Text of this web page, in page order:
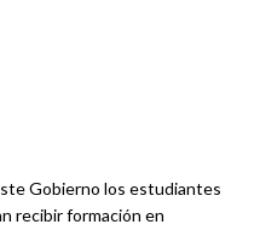
Gobierno los estudiantes
recibir formación en